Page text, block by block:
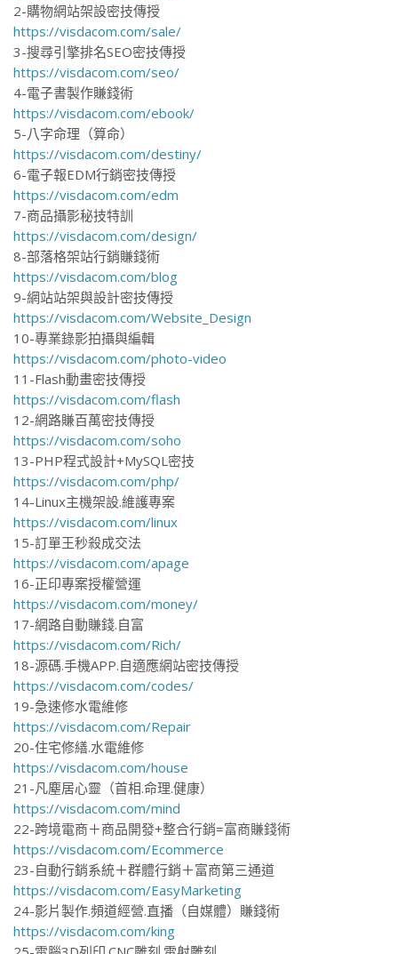
2-購物網站架設密技傳授
https://visdacom.com/sale/
3-搜尋引擎排名SEO密技傳授
https://visdacom.com/seo/
4-電子書製作賺錢術
https://visdacom.com/ebook/
5-八字命理（算命）
https://visdacom.com/destiny/
6-電子報EDM行銷密技傳授
https://visdacom.com/edm
7-商品攝影秘技特訓
https://visdacom.com/design/
8-部落格架站行銷賺錢術
https://visdacom.com/blog
9-網站站架與設計密技傳授
https://visdacom.com/Website_Design
10-專業錄影拍攝與編輯
https://visdacom.com/photo-video
11-Flash動畫密技傳授
https://visdacom.com/flash
12-網路賺百萬密技傳授
https://visdacom.com/soho
13-PHP程式設計+MySQL密技
https://visdacom.com/php/
14-Linux主機架設.維護專案
https://visdacom.com/linux
15-訂單王秒殺成交法
https://visdacom.com/apage
16-正印專案授權營運
https://visdacom.com/money/
17-網路自動賺錢.自富
https://visdacom.com/Rich/
18-源碼.手機APP.自適應網站密技傳授
https://visdacom.com/codes/
19-急速修水電維修
https://visdacom.com/Repair
20-住宅修繕.水電維修
https://visdacom.com/house
21-凡塵居心靈（首相.命理.健康）
https://visdacom.com/mind
22-跨境電商＋商品開發+整合行銷=富商賺錢術
https://visdacom.com/Ecommerce
23-自動行銷系統＋群體行銷＋富商第三通道
https://visdacom.com/EasyMarketing
24-影片製作.頻道經營.直播（自媒體）賺錢術
https://visdacom.com/king